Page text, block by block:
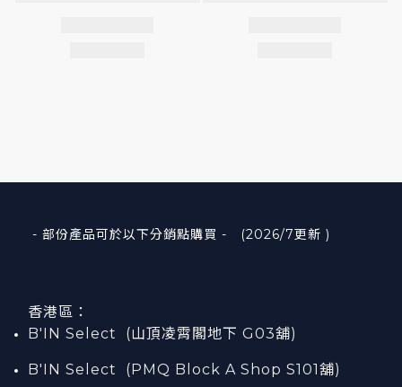
- 部份產品可於以下分銷點購買 - (2026/7更新 )
香港區：
B'IN Select (山頂凌霄閣地下 G03舖)
B'IN Select (PMQ Block A Shop S101舖)